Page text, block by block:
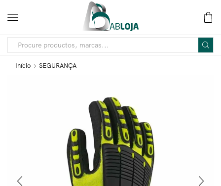
Início SEGURANÇA